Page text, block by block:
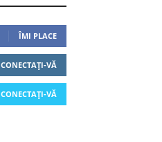
ÎMI PLACE
CONECTAȚI-VĂ
CONECTAȚI-VĂ